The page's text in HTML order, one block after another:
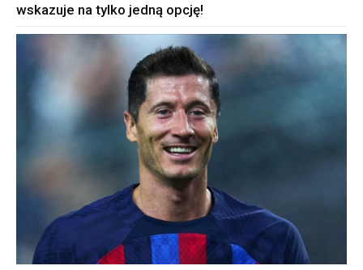
wskazuje na tylko jedną opcję!